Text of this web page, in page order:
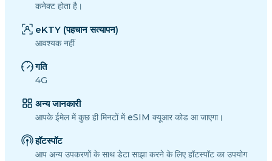
कनेक्ट होता है।
eKTY (पहचान सत्यापन)
आवश्यक नहीं
गति
4G
अन्य जानकारी
आपके ईमेल में कुछ ही मिनटों में eSIM क्यूआर कोड आ जाएगा।
हॉटस्पॉट
आप अन्य उपकरणों के साथ डेटा साझा करने के लिए हॉटस्पॉट का उपयोग